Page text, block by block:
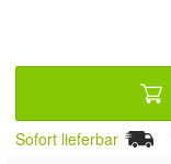
Sofort lieferbar